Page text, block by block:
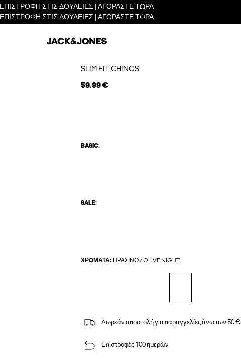
ΕΠΙΣΤΡΟΦΗ ΣΤΙΣ ΔΟΥΛΕΙΕΣ | ΑΓΟΡΑΣΤΕ ΤΩΡΑ
ΕΠΙΣΤΡΟΦΗ ΣΤΙΣ ΔΟΥΛΕΙΕΣ | ΑΓΟΡΑΣΤΕ ΤΩΡΑ
SLIM FIT CHINOS
59.99 €
BASIC:
SALE:
ΧΡΏΜΑΤΑ: ΠΡΆΣΙΝΟ / OLIVE NIGHT
Δωρεάν αποστολή για παραγγελίες άνω των 50 €
Επιστροφές 100 ημερών